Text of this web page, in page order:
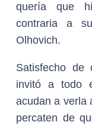
quería que
contraria a
Olhovich.
Satisfecho de
invitó a todo
acudan a verla
percaten de